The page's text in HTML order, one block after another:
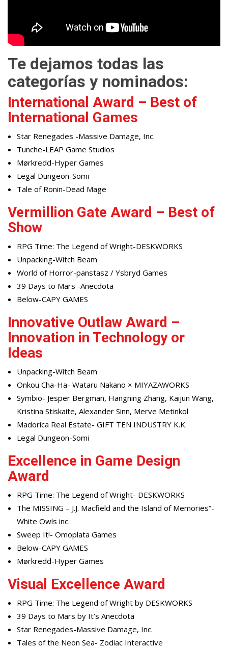
Te dejamos todas las
categorías y nominados:
International Award – Best of
International Games
Star Renegades -Massive Damage, Inc.
Tunche-LEAP Game Studios
Mørkredd-Hyper Games
Legal Dungeon-Somi
Tale of Ronin-Dead Mage
Vermillion Gate Award – Best of
Show
RPG Time: The Legend of Wright-DESKWORKS
Unpacking-Witch Beam
World of Horror-panstasz / Ysbryd Games
39 Days to Mars -Anecdota
Below-CAPY GAMES
Innovative Outlaw Award –
Innovation in Technology or
Ideas
Unpacking-Witch Beam
Onkou Cha-Ha- Wataru Nakano × MIYAZAWORKS
Symbio- Jesper Bergman, Hangning Zhang, Kaijun Wang,
Kristina Stiskaite, Alexander Sinn, Merve Metinkol
Madorica Real Estate- GIFT TEN INDUSTRY K.K.
Legal Dungeon-Somi
Excellence in Game Design
Award
RPG Time: The Legend of Wright- DESKWORKS
The MISSING – J.J. Macfield and the Island of Memories”-
White Owls inc.
Sweep It!- Omoplata Games
Below-CAPY GAMES
Mørkredd-Hyper Games
Visual Excellence Award
RPG Time: The Legend of Wright by DESKWORKS
39 Days to Mars by It’s Anecdota
Star Renegades-Massive Damage, Inc.
Tales of the Neon Sea- Zodiac Interactive